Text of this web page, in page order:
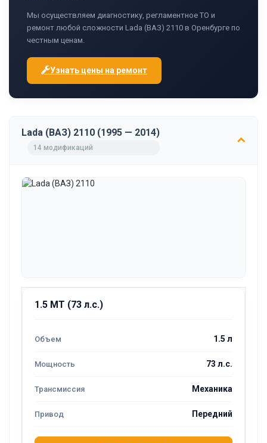
Мы осуществляем диагностику, регламентное ТО и
ремонт любой сложности Lada (ВАЗ) 2110 в Оренбурге по
честным ценам.
Узнать цены на ремонт
Lada (ВАЗ) 2110 (1995 — 2014)
14 модификаций
1.5 MT (73 л.с.)
1.5 л
73 л.с.
Механика
Передний